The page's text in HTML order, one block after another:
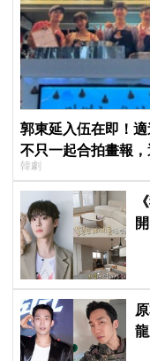
郭東延入伍在即！
不只一起合拍畫報
韓劇